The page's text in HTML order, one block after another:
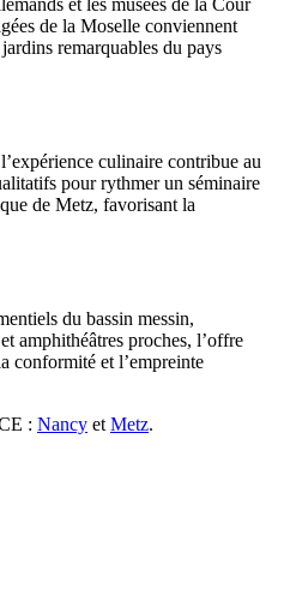
de la Moselle conviennent
remarquables du pays
culinaire contribue au
pour rythmer un séminaire
de Metz, favorisant la
du bassin messin,
amphithéâtres proches, l’offre
conformité et l’empreinte
: Nancy etMetz.